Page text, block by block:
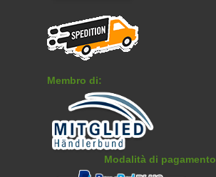
Membro di:
Modalità di pagamento